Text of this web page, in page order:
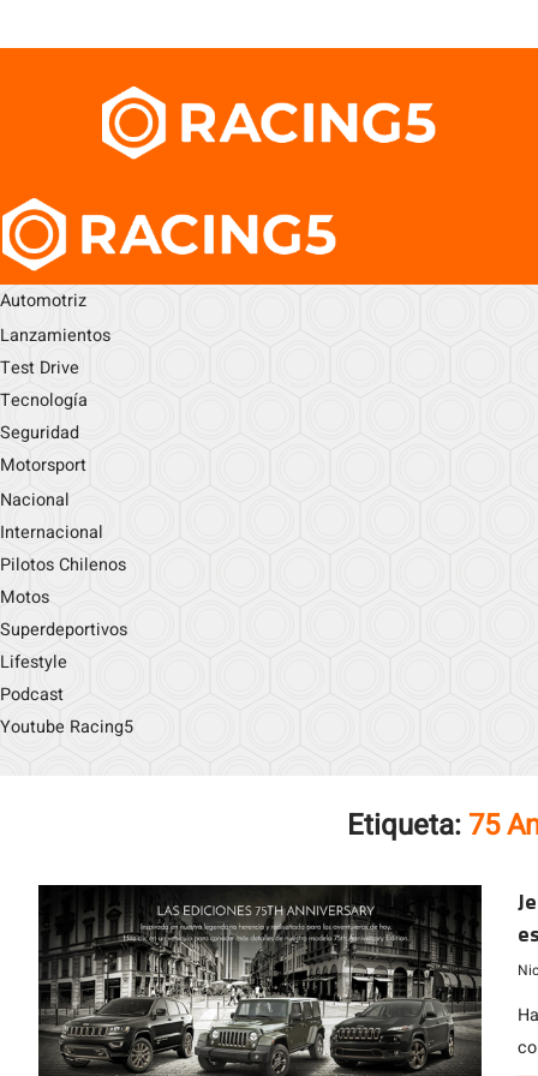
Automotriz
Lanzamientos
Test Drive
Tecnología
Seguridad
Motorsport
Nacional
Internacional
Pilotos Chilenos
Motos
Superdeportivos
Lifestyle
Podcast
Youtube Racing5
Etiqueta: 75